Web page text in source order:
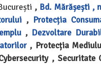
, Bd. Mărășești ,
, Protecția
, Dezvoltare
, Protecția
,